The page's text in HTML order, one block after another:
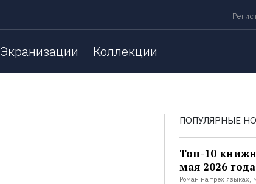
Экранизации Коллекции
ПОПУЛЯРНЫЕ
Топ-10
мая 2026 года
Роман на трёх языках,